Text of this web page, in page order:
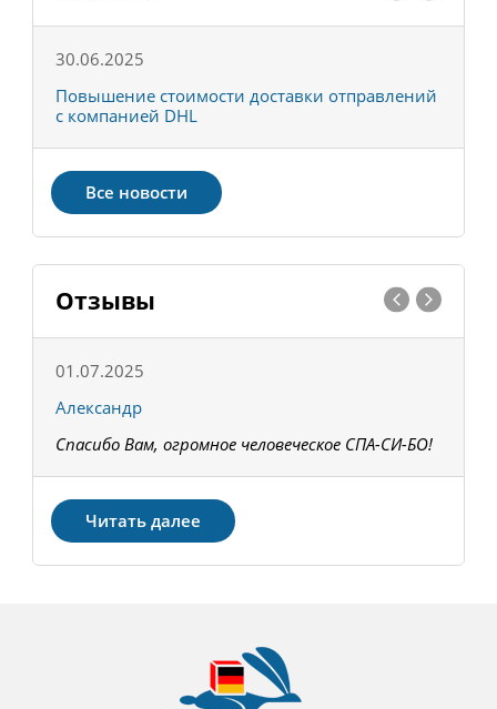
30.06.2025
Повышение стоимости доставки отправлений
с компанией DHL
Все новости
Отзывы
01.07.2025
Александр
Спасибо Вам, огромное человеческое СПА-СИ-БО!
Читать далее